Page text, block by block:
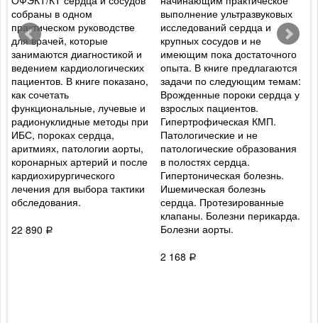
собраны в одном
практическом руководстве
для врачей, которые
занимаются диагностикой и
ведением кардиологических
пациентов. В книге показано,
как сочетать
функциональные, лучевые и
радионуклидные методы при
ИБС, пороках сердца,
аритмиях, патологии аорты,
коронарных артерий и после
кардиохирургического
лечения для выбора тактики
обследования.
22 890 Р
выполнение ультразвуковых
исследований сердца и
крупных сосудов и не
имеющим пока достаточного
опыта. В книге предлагаются
задачи по следующим темам:
Врожденные пороки сердца у
взрослых пациентов.
Гипертрофическая КМП.
Патологические и не
патологические образования
в полостях сердца.
Гипертоническая болезнь.
Ишемическая болезнь
сердца. Протезированные
клапаны. Болезни перикарда.
Болезни аорты.
2 168 Р